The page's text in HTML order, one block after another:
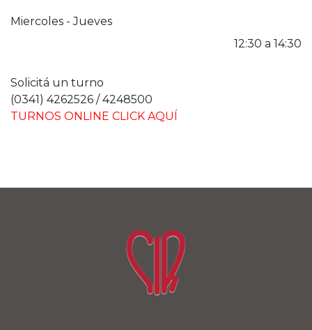
Miercoles - Jueves
12:30 a 14:30
Solicitá un turno
(0341) 4262526 / 4248500
TURNOS ONLINE CLICK AQUÍ